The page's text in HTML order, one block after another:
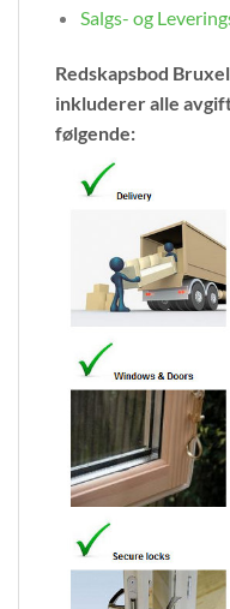
Salgs- og
Redskapsbod
inkluderer alle
følgende: